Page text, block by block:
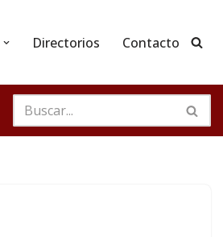
Directorios Contacto